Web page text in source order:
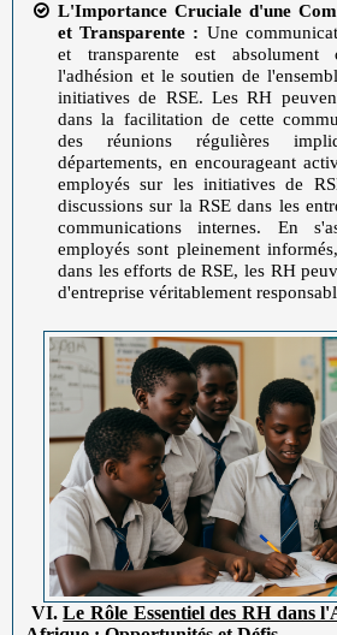
L'Importance Cruciale d'une
et Transparente : Une
et transparente est absolument
l'adhésion et le soutien de
initiatives de RSE. Les RH
dans la facilitation de cette
des réunions régulières
départements, en encourageant
employés sur les initiatives de
discussions sur la RSE dans les
communications internes. En
employés sont pleinement
dans les efforts de RSE, les RH
d'entreprise véritablement
VI.Le Rôle Essentiel des RH dans